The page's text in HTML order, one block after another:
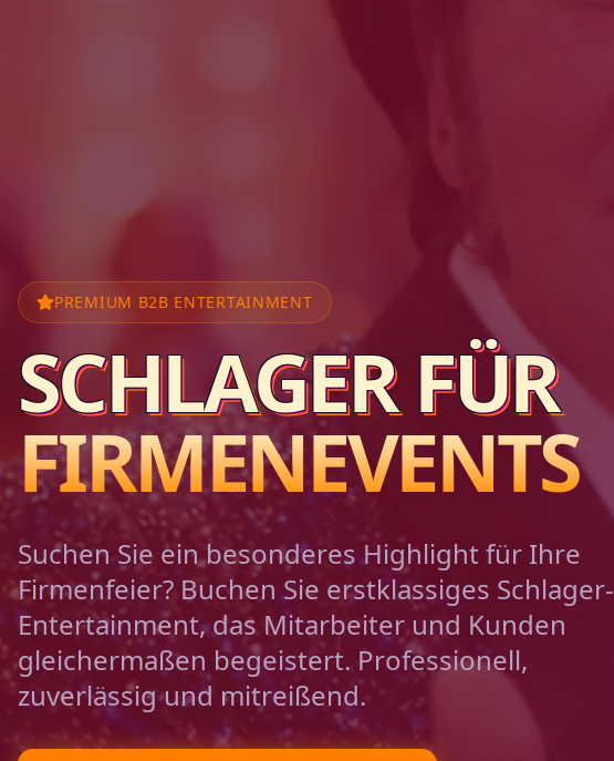
PREMIUM B2B ENTERTAINMENT
SCHLAGER FÜR
FIRMENEVENTS
Suchen Sie ein besonderes Highlight für Ihre
Firmenfeier? Buchen Sie erstklassiges Schlager-
Entertainment, das Mitarbeiter und Kunden
gleichermaßen begeistert. Professionell,
zuverlässig und mitreißend.